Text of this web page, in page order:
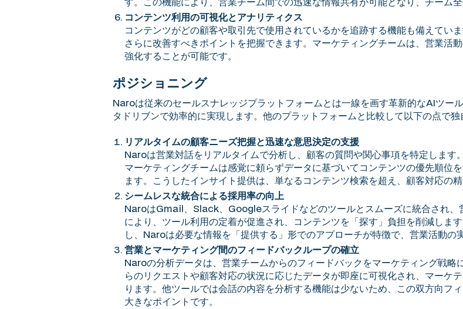
コンテンツ利用の可視化とアナリティクス
コンテンツがどの顧客や取引先で使用されているかを追跡する機能も備えてい
さらに改善すべきポイントを把握できます。マーケティングチームは、営業活
強化することが可能です。
ポジショニング
Naroは従来のセールスナレッジプラットフォームとは一線を画す革新的なAIツー
タドリブンで効率的に実現します。他のプラットフォームと比較して以下の点で独
リアルタイムの顧客ニーズ把握と迅速な意思決定の支援
Naroは営業対話をリアルタイムで分析し、顧客の質問や関心事項を特定します
マーケティングチームは感覚に頼らずデータに基づいてコンテンツの優先順位
ます。こうしたインサイト提供は、単なるコンテンツ検索を超え、顧客対応の
シームレスな統合による採用率の向上
NaroはGmail、Slack、Googleスライドなどのツールとスムーズに統合され、
により、ツール利用の定着が促進され、コンテンツを「探す」負担を削減しま
し、Naroは必要な情報を「提供する」形でのアプローチが特徴で、営業活動の
営業とマーケティング間のフィードバックループの確立
Naroの分析データは、営業チームからのフィードバックをマーケティング戦
らのリクエストや顧客対応の状況に応じたデータが即座に可視化され、マーケ
ります。他ツールでは会話の内容を分析する機能は少ないため、この双方向フ
大きなポイントです。